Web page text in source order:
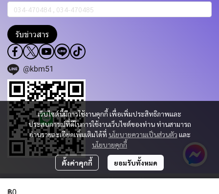
เว็บไซต์นี้มีการใช้งานคุกกี้ เพื่อเพิ่มประสิทธิภาพและ
ประสบการณ์ที่ดีในการใช้งานเว็บไซต์ของท่าน ท่านสามารถ
อ่านรายละเอียดเพิ่มเติมได้ที่ นโยบายความเป็นส่วนตัว และ
นโยบายคุกกี้
ตั้งค่าคุกกี้ ยอมรับทั้งหมด
รับข่าวสาร
@kbm51
Copyright 2023 | All Rights Reserved | Powered by KBM PART & TRADING